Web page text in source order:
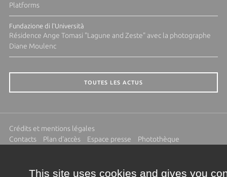
Platforms
Fundazione di l'Università
Résidence Ange Tomasi "Lagune and Zeste" avec la photographe
Diane Moulenc
TOUTES LES ACTUS
Crédits et mentions légales
Contacts
Plan d'accès Espace presse
Photothèque
This site uses cookies and gives you